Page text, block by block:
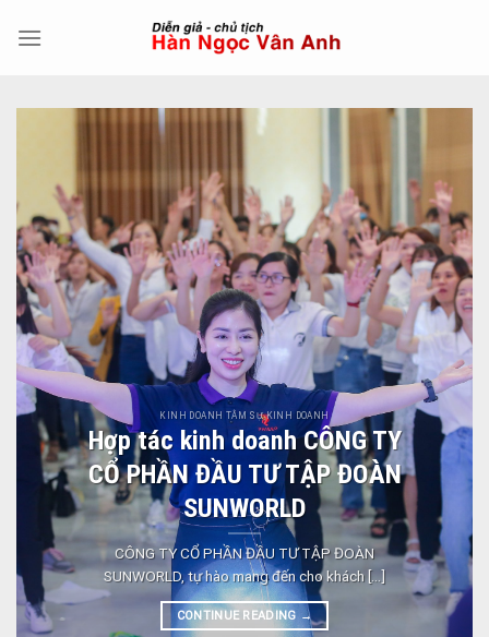
KINH DOANH TÂM SỰ KINH DOANH
Hợp tác kinh doanh CÔNG TY
CỔ PHẦN ĐẦU TƯ TẬP ĐOÀN
SUNWORLD
CÔNG TY CỔ PHẦN ĐẦU TƯ TẬP ĐOÀN
SUNWORLD, tự hào mang đến cho khách [...]
CONTINUE READING →